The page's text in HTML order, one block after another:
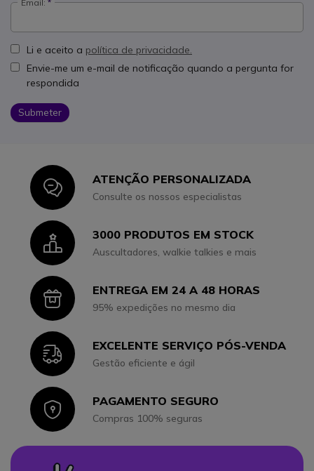
Email:
Li e aceito a política de privacidade.
Envie-me um e-mail de notificação quando a pergunta for
respondida
Submeter
IconATENÇÃO PERSONALIZADA
Consulte os nossos especialistas
Icon3000 PRODUTOS EM STOCK
Auscultadores, walkie talkies e mais
IconENTREGA EM 24 A 48 HORAS
95% expedições no mesmo dia
IconEXCELENTE SERVIÇO PÓS-VENDA
Gestão eficiente e ágil
IconPAGAMENTO SEGURO
Compras 100% seguras